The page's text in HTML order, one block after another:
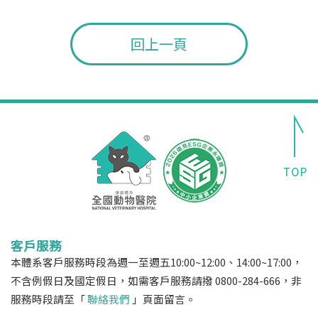
回上一頁
客戶服務
本體系客戶服務時段為週一至週五10:00~12:00、14:00~17:00，
不含例假日及國定假日，如需客戶服務請撥 0800-284-666，非
服務時段請至「聯絡我們 」頁面留言。